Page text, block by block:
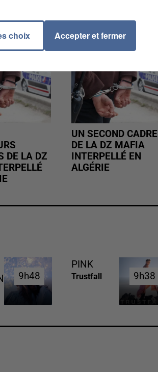
DE LA DZ
UN SECOND CADRE
DE LA DZ MAFIA
INTERPELLÉ EN
ALGÉRIE
9h48
9h48
PINK
Trustfall 9h38
9h38
choix Accepter et fermer